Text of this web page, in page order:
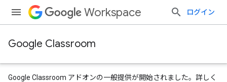
Workspace ログイン
Google Classroom
Google Classroom アドオンの一般提供が開始されました。詳しく